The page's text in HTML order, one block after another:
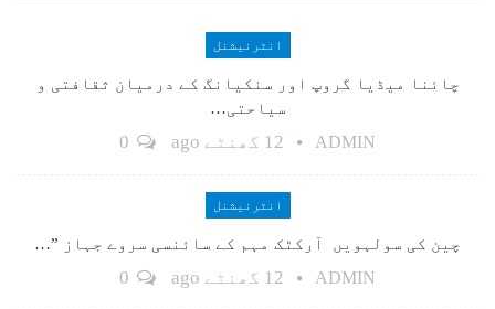
انٹرنیشنل
چائنا میڈیا گروپ اور سنکیانگ کے درمیان ثقافتی و
سیاحتی…
ADMIN 12 گھنٹے ago
انٹرنیشنل
چین کی سولہویں آرکٹک مہم کے سائنسی سروے جہاز ”…
ADMIN 12 گھنٹے ago